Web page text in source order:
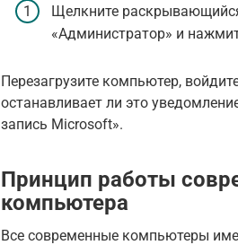
Щелкните
«Администратор» и
Перезагрузите компьютер,
останавливает ли это
запись Microsoft».
Принцип работы
компьютера
Все современные компьютеры